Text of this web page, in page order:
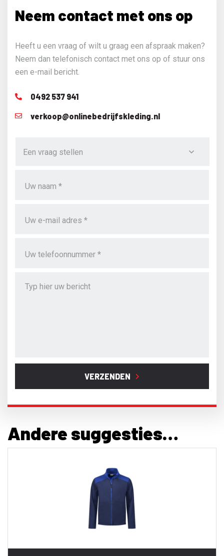
Neem contact met ons op
Heeft u een vraag of wilt u graag een afspraak maken?
Neem dan telefonisch contact met ons op of stuur ons
een e-mail bericht.
0492 537 941
verkoop@onlinebedrijfskleding.nl
VERZENDEN
Andere suggesties…